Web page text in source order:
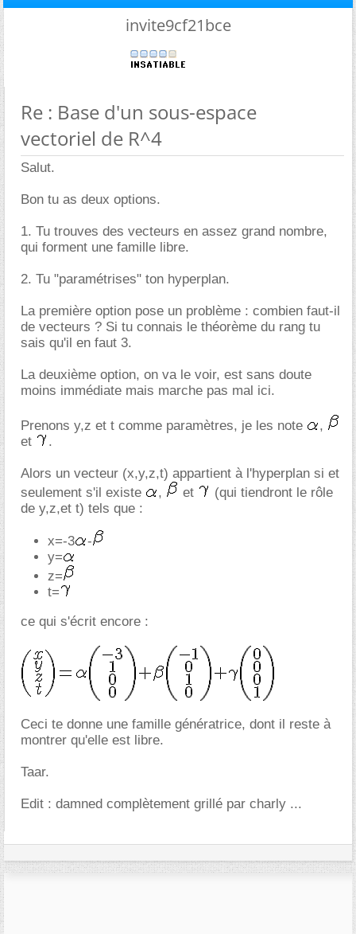
invite9cf21bce
Re : Base d'un sous-espace
vectoriel de R^4
Salut.
Bon tu as deux options.
1. Tu trouves des vecteurs en assez grand nombre,
qui forment une famille libre.
2. Tu "paramétrises" ton hyperplan.
La première option pose un problème : combien faut-il
de vecteurs ? Si tu connais le théorème du rang tu
sais qu'il en faut 3.
La deuxième option, on va le voir, est sans doute
moins immédiate mais marche pas mal ici.
Prenons y,z et t comme paramètres, je les note
,
et
.
Alors un vecteur (x,y,z,t) appartient à l'hyperplan si et
seulement s'il existe
, et
(qui tiendront le rôle
de y,z,et t) tels que :
x=-3
-
y=
z=
t=
ce qui s'écrit encore :
Ceci te donne une famille génératrice, dont il reste à
montrer qu'elle est libre.
Taar.
Edit : damned complètement grillé par charly ...